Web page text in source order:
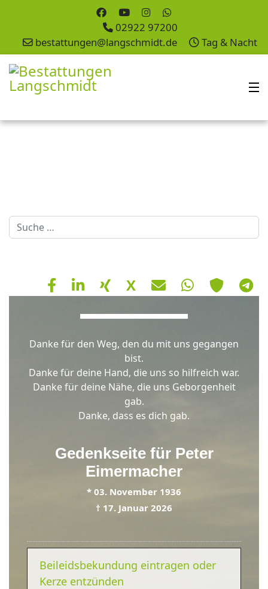
02922 97200
bestattungen@langschmidt.de
Tag & Nacht
Suchen
Schließen OK
X
Danke für den Weg, den du mit uns gegangen
bist.
Danke für deine Hand, die uns so hilfreich war.
Danke für deine Nähe, die uns Geborgenheit
gab.
Danke, dass es dich gab.
Gedenkseite für Peter
Eimermacher
* 03. November 1936
† 17. Januar 2026
Beileidsbekundung eintragen oder
Kerze entzünden